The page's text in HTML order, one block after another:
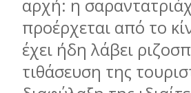
αρχή: η
προέρχεται από το
έχει ήδη λάβει
τιθάσευση της